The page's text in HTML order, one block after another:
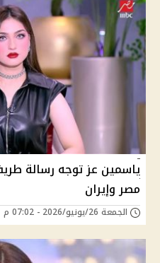
ياسمين عز توجه رسالة
مصر وإيران
الجمعة 26/يونيو/2026 - 07:02 م